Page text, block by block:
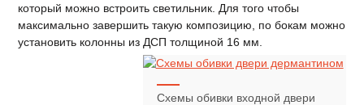
который можно встроить светильник. Для того чтобы
максимально завершить такую композицию, по бокам можно
установить колонны из ДСП толщиной 16 мм.
Схемы обивки входной двери